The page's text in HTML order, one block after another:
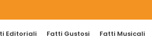
Editoriali Fatti Gustosi Fatti Musicali